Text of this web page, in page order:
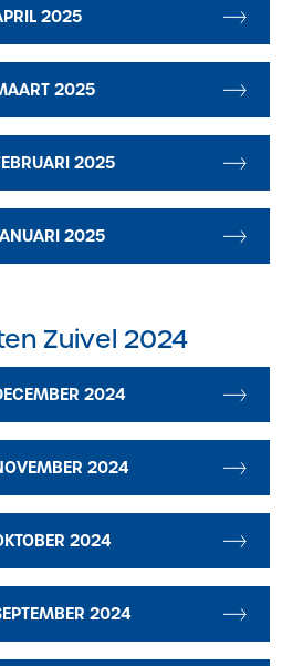
2025
2025
2025
2025
Zuivel 2024
2024
2024
2024
2024